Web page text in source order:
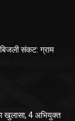
संकट: ग्राम
खुलासा, 4 अभियुक्त